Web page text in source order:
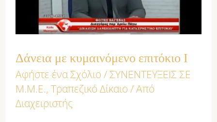
Δάνεια με κυμαινόμενο επιτόκιο Ι
Αφήστε ένα Σχόλιο /ΣΥΝΕΝΤΕΥΞΕΙΣ ΣΕ
Μ.Μ.Ε.,Τραπεζικό Δίκαιο / Από
Διαχειριστής